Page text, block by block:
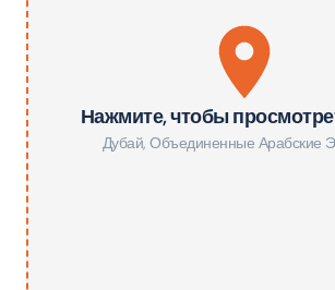
Нажмите, чтобы
Дубай, Объединенные Арабские